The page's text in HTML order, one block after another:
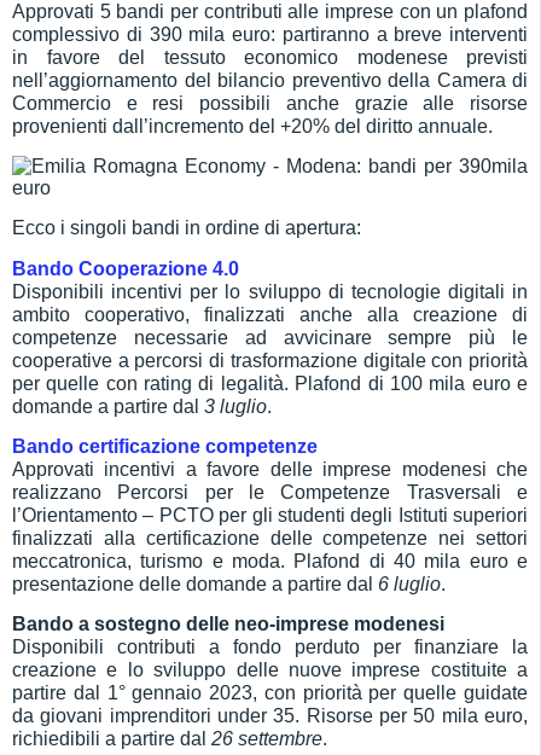
Approvati 5 bandi per contributi alle imprese con un plafond
complessivo di 390 mila euro: partiranno a breve interventi
in favore del tessuto economico modenese previsti
nell’aggiornamento del bilancio preventivo della Camera di
Commercio e resi possibili anche grazie alle risorse
provenienti dall’incremento del +20% del diritto annuale.
Ecco i singoli bandi in ordine di apertura:
Bando Cooperazione 4.0
Disponibili incentivi per lo sviluppo di tecnologie digitali in
ambito cooperativo, finalizzati anche alla creazione di
competenze necessarie ad avvicinare sempre più le
cooperative a percorsi di trasformazione digitale con priorità
per quelle con rating di legalità. Plafond di 100 mila euro e
domande a partire dal 3 luglio.
Bando certificazione competenze
Approvati incentivi a favore delle imprese modenesi che
realizzano Percorsi per le Competenze Trasversali e
l’Orientamento – PCTO per gli studenti degli Istituti superiori
finalizzati alla certificazione delle competenze nei settori
meccatronica, turismo e moda. Plafond di 40 mila euro e
presentazione delle domande a partire dal 6 luglio.
Bando a sostegno delle neo-imprese modenesi
Disponibili contributi a fondo perduto per finanziare la
creazione e lo sviluppo delle nuove imprese costituite a
partire dal 1° gennaio 2023, con priorità per quelle guidate
da giovani imprenditori under 35. Risorse per 50 mila euro,
richiedibili a partire dal 26 settembre.